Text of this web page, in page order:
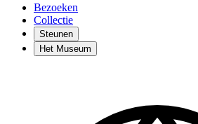
Bezoeken
Collectie
Steunen
Het Museum